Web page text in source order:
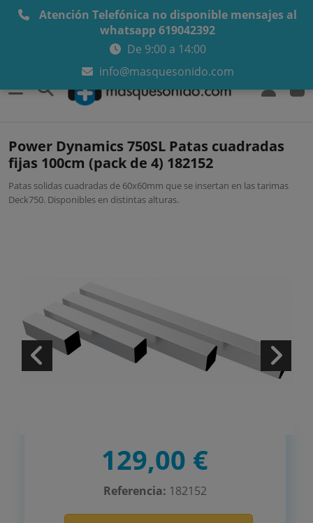
Atención Telefónica no disponible mensajes al
whatsapp 619042392
De 9:00 a 14:00
info@masquesonido.com
Power Dynamics 750SL Patas cuadradas
fijas 100cm (pack de 4) 182152
Patas solidas cuadradas de 60x60mm que se insertan en las tarimas
Deck750. Disponibles en distintas alturas.
129,00 €
Referencia: 182152